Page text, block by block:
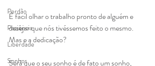
Perdão
Paciência
Liberdade
Sonhos
É fácil olhar o trabalho pronto de alguém e
desejar que nós tivéssemos feito o mesmo.
Mas e a dedicação?
Será que o seu sonho é de fato um sonho,